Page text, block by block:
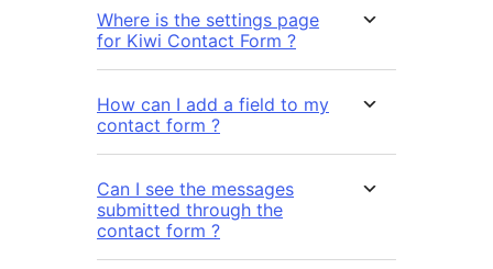
Where is the settings page
for Kiwi Contact Form ?
How can I add a field to my
contact form ?
Can I see the messages
submitted through the
contact form ?